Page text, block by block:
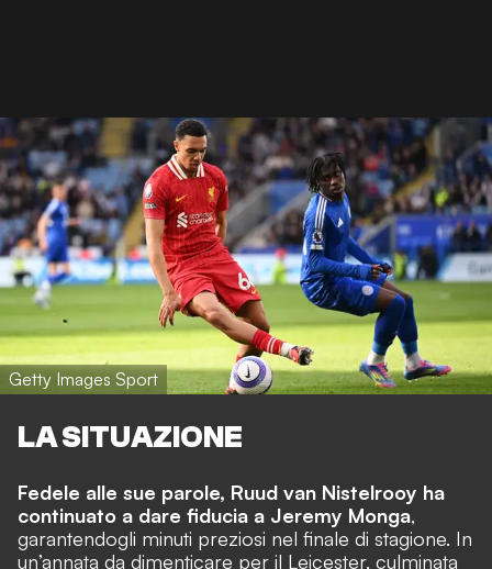
Getty Images Sport
LA SITUAZIONE
Fedele alle sue parole, Ruud van Nistelrooy ha
continuato a dare fiducia a Jeremy Monga,
garantendogli minuti preziosi nel finale di stagione. In
un’annata da dimenticare per il Leicester, culminata